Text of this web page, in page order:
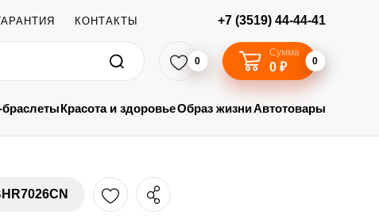
КОНТАКТЫ +7 (3519) 44-44-41
0
Сумма
0 ₽ 0
Красота и здоровьеОбраз жизниАвтотовары